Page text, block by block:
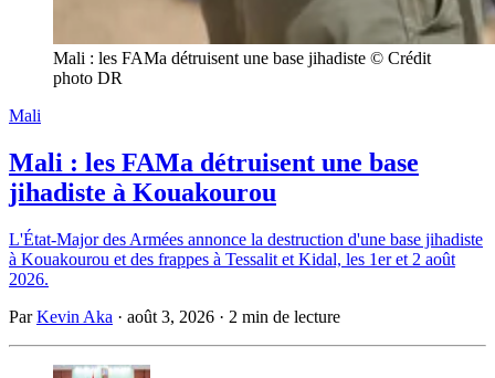
Mali : les FAMa détruisent une base jihadiste © Crédit
photo DR
Mali
Mali : les FAMa détruisent une base
jihadiste à Kouakourou
L'État-Major des Armées annonce la destruction d'une base jihadiste
à Kouakourou et des frappes à Tessalit et Kidal, les 1er et 2 août
2026.
ParKevin Aka · août 3, 2026 · 2 min de lecture